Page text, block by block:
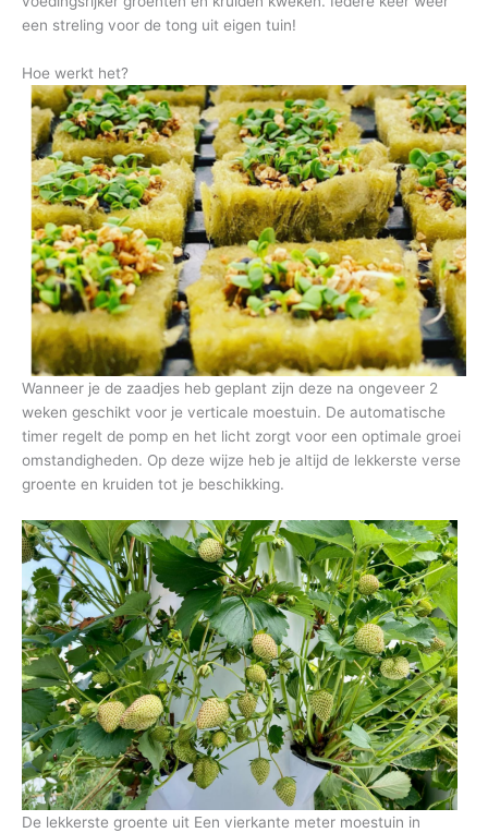
een streling voor de tong uit eigen tuin!
Hoe werkt het?
Wanneer je de zaadjes heb geplant zijn deze na ongeveer 2
weken geschikt voor je verticale moestuin. De automatische
timer regelt de pomp en het licht zorgt voor een optimale groei
omstandigheden. Op deze wijze heb je altijd de lekkerste verse
groente en kruiden tot je beschikking.
De lekkerste groente uit Een vierkante meter moestuin in